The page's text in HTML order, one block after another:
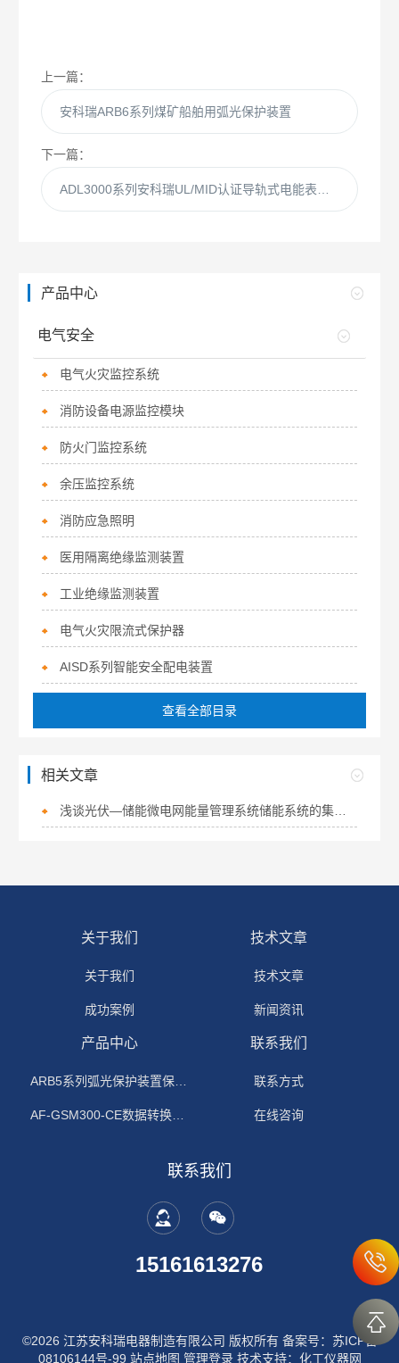
上一篇：
安科瑞ARB6系列煤矿船舶用弧光保护装置
下一篇：
产品中心
电气安全
电气火灾监控系统
消防设备电源监控模块
防火门监控系统
余压监控系统
消防应急照明
医用隔离绝缘监测装置
工业绝缘监测装置
电气火灾限流式保护器
AISD系列智能安全配电装置
查看全部目录
相关文章
关于我们
关于我们
成功案例
技术文章
技术文章
新闻资讯
产品中心
ARB5系列弧光保护装置保护功能原理
AF-GSM300-CE数据转换模块
联系我们
联系方式
在线咨询
联系我们
15161613276
©2026 江苏安科瑞电器制造有限公司 版权所有 备案号：苏ICP备
08106144号-99 站点地图 管理登录技术支持： 化工仪器网